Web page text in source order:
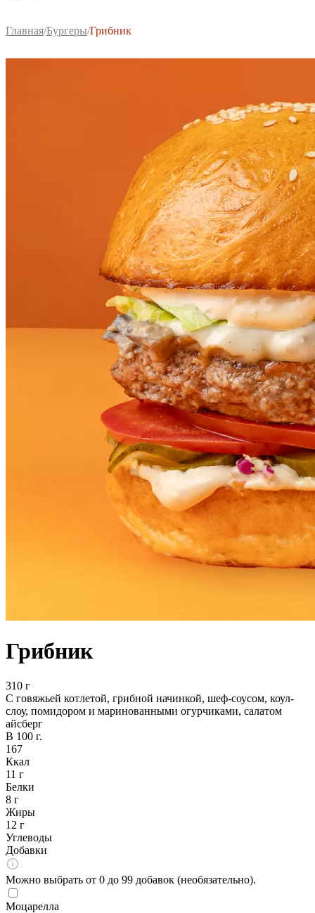
Главная/Бургеры/Грибник
Грибник
310 г
С говяжьей котлетой, грибной начинкой, шеф-соусом, коул-
слоу, помидором и маринованными огурчиками, салатом
айсберг
В 100 г.
167
Ккал
11 г
Белки
8 г
Жиры
12 г
Углеводы
Добавки
Можно выбрать от 0 до 99 добавок (необязательно).
Моцарелла